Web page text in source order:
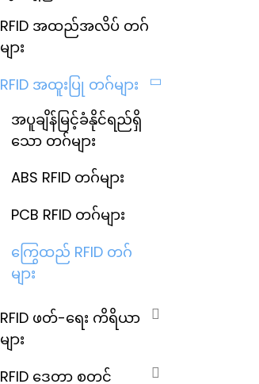
RFID အထည်အလိပ် တဂ်
များ
RFID အထူးပြု တဂ်များ
အပူချိန်မြင့်ခံနိုင်ရည်ရှိ
သော တဂ်များ
ABS RFID တဂ်များ
PCB RFID တဂ်များ
ကြွေထည် RFID တဂ်
များ
RFID ဖတ်-ရေး ကိရိယာ
များ
RFID ဒေတာ စတင်